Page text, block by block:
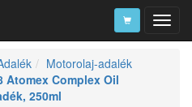
Motorolaj-adalék
Atomex Complex Oil
250ml